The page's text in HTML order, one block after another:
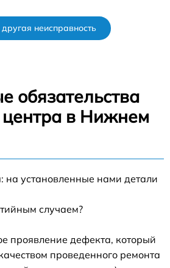
неисправность
обязательства
центра в Нижнем
на установленные нами детали
случаем?
проявление дефекта, который
проведенного ремонта